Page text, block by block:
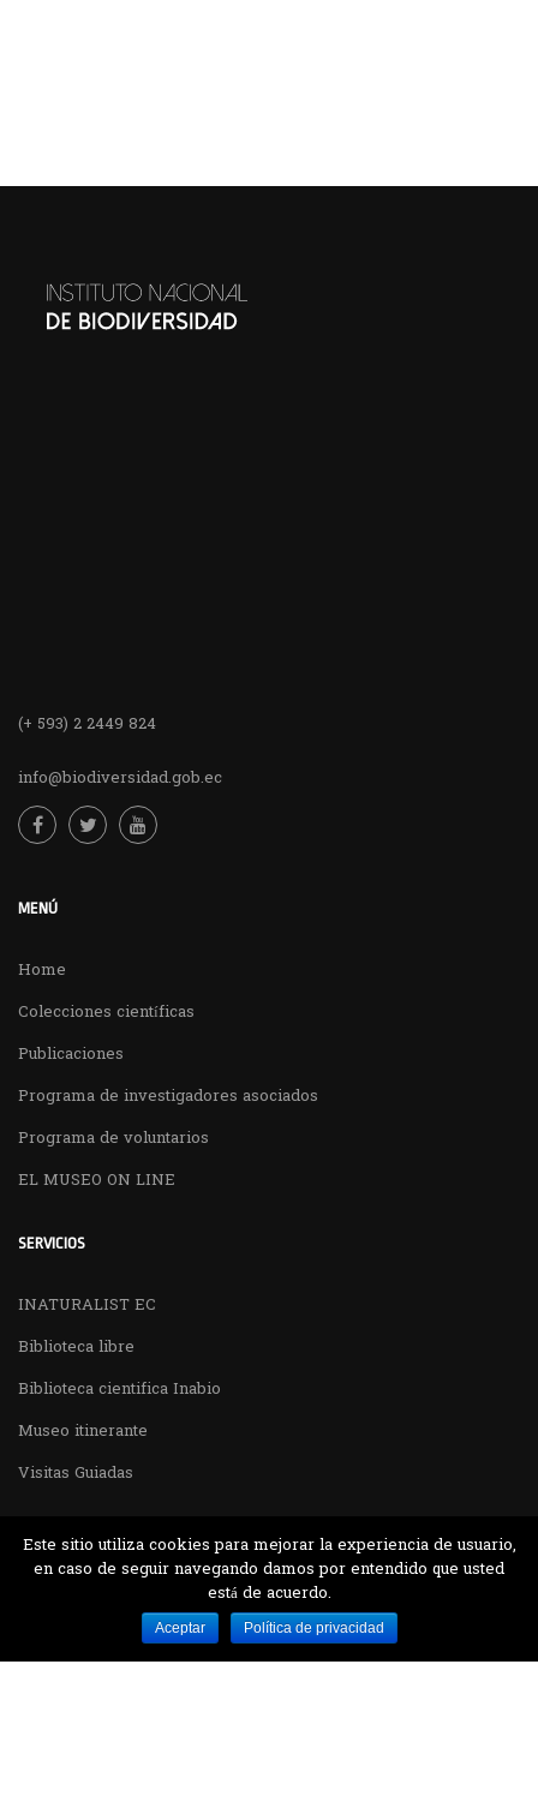
(+ 593) 2 2449 824
info@biodiversidad.gob.ec
MENÚ
Home
Colecciones científicas
Publicaciones
Programa de investigadores asociados
Programa de voluntarios
EL MUSEO ON LINE
SERVICIOS
INATURALIST EC
Biblioteca libre
Biblioteca cientifica Inabio
Museo itinerante
Visitas Guiadas
Desarrollado por MJTEC.
Este sitio utiliza cookies para mejorar la experiencia de usuario,
en caso de seguir navegando damos por entendido que usted
está de acuerdo.
Aceptar Política de privacidad